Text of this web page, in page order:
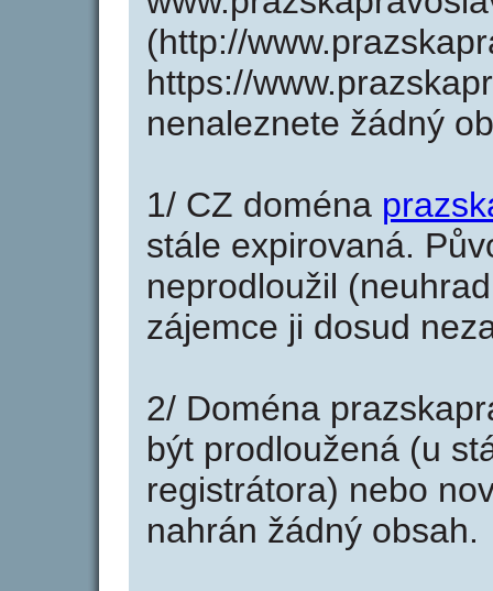
(http://
https://
nenaleznete žádný
1/ CZ doména
stále expirovaná.
neprodloužil
zájemce ji dosud
2/ Doména
být prodloužená (u
registrátora) nebo
nahrán žádný obsah.